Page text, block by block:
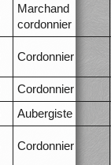
Marchand
cordonnier
Cordonnier
Cordonnier
Aubergiste
Cordonnier